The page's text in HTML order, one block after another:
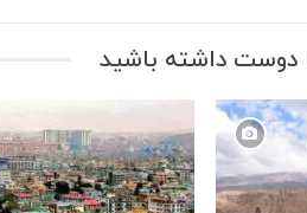
داشته باشید